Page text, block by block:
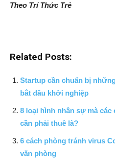
Theo Trí Thức Trẻ
Related Posts:
Startup cần chuẩn bị
bắt đầu khởi nghiệp
8 loại hình nhân sự mà
cần phải thuê là?
6 cách phòng tránh virus
văn phòng